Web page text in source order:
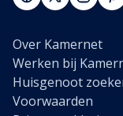
Over Kamernet
Werken bij
Huisgenoot
Voorwaarden